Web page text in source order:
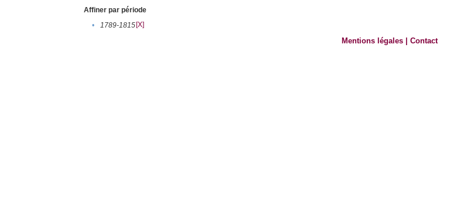
Affiner par période
•
1789-1815[X]
Mentions légales |Contact